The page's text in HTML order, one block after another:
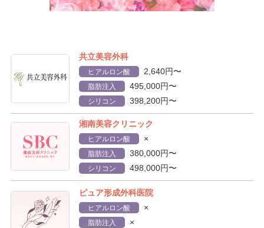
共立美容外科
ヒアルロン酸 2,640円〜
脂肪注入 495,000円〜
シリコン 398,200円〜
湘南美容クリニック
ヒアルロン酸 ×
脂肪注入 380,000円〜
シリコン 498,000円〜
ピュア形成外科医院
ヒアルロン酸 ×
脂肪注入 ×